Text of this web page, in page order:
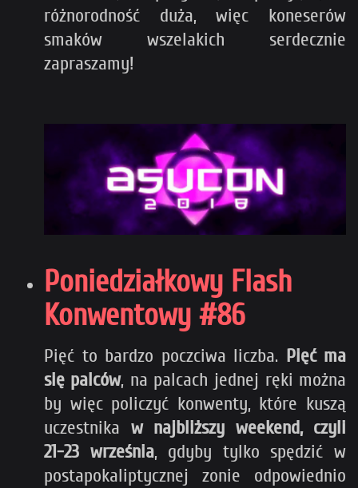
różnorodność duża, więc koneserów
smaków wszelakich serdecznie
zapraszamy!
Poniedziałkowy Flash
Konwentowy #86
Pięć to bardzo poczciwa liczba. Pięć ma
się palców, na palcach jednej ręki można
by więc policzyć konwenty, które kuszą
uczestnika w najbliższy weekend, czyli
21-23 września, gdyby tylko spędzić w
postapokaliptycznej zonie odpowiednio